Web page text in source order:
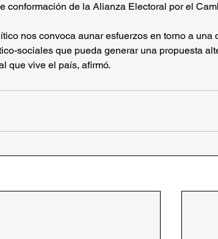
conformación de la Alianza Electoral por el
nos convoca aunar esfuerzos en torno a una
sociales que pueda generar una propuesta
que vive el país, afirmó.